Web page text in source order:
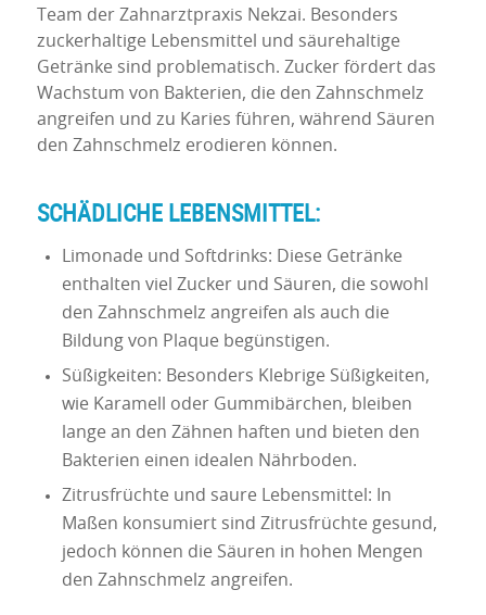
Team der Zahnarztpraxis Nekzai. Besonders
zuckerhaltige Lebensmittel und säurehaltige
Getränke sind problematisch. Zucker fördert das
Wachstum von Bakterien, die den Zahnschmelz
angreifen und zu Karies führen, während Säuren
den Zahnschmelz erodieren können.
SCHÄDLICHE LEBENSMITTEL:
Limonade und Softdrinks: Diese Getränke
enthalten viel Zucker und Säuren, die sowohl
den Zahnschmelz angreifen als auch die
Bildung von Plaque begünstigen.
Süßigkeiten: Besonders Klebrige Süßigkeiten,
wie Karamell oder Gummibärchen, bleiben
lange an den Zähnen haften und bieten den
Bakterien einen idealen Nährboden.
Zitrusfrüchte und saure Lebensmittel: In
Maßen konsumiert sind Zitrusfrüchte gesund,
jedoch können die Säuren in hohen Mengen
den Zahnschmelz angreifen.